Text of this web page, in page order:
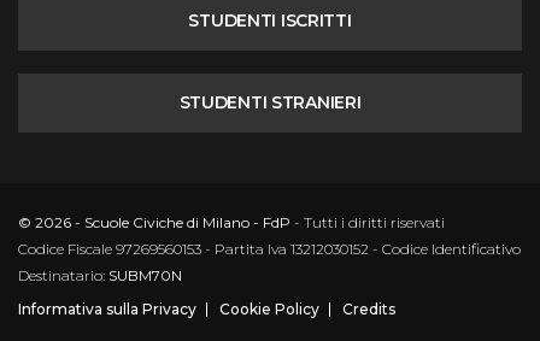
STUDENTI ISCRITTI
STUDENTI STRANIERI
© 2026 - Scuole Civiche di Milano - FdP - Tutti i diritti riservati
Codice Fiscale 97269560153 - Partita Iva 13212030152 - Codice Identificativo
Destinatario: SUBM70N
Informativa sulla Privacy
Cookie Policy Credits